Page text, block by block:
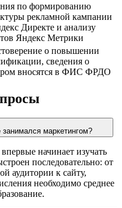
по формированию
рекламной кампании
Директе и анализу
Яндекс Метрики
о повышении
сведения о
вносятся в ФИС ФРДО
маркетингом?
начинает изучать
последовательно: от
аудитории к сайту,
необходимо среднее